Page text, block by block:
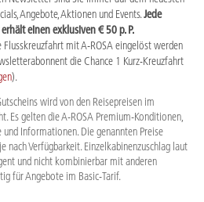
Angebote, Aktionen und Events.Jede
einen exklusiven € 50 p. P.
Flusskreuzfahrt mit A-ROSA eingelöst werden
die Chance 1 Kurz-Kreuzfahrt
).
wird von den Reisepreisen im
Es gelten die A-ROSA Premium-Konditionen,
und Informationen. Die genannten Preise
nach Verfügbarkeit. Einzelkabinenzuschlag laut
und nicht kombinierbar mit anderen
für Angebote im Basic-Tarif.